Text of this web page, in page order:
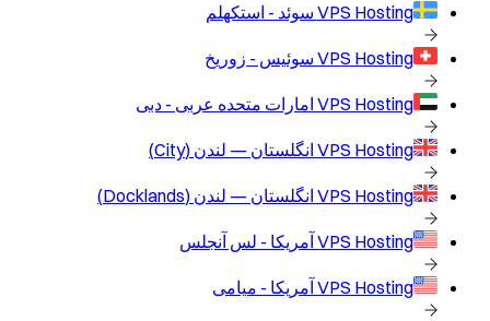
VPS Hosting سوئد - استکهلم
VPS Hosting سوئیس - زوریخ
VPS Hosting امارات متحده عربی - دبی
VPS Hosting انگلستان — لندن (City)
VPS Hosting انگلستان — لندن (Docklands)
VPS Hosting آمریکا - لس آنجلس
VPS Hosting آمریکا - میامی